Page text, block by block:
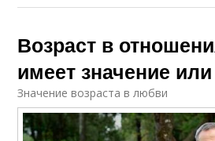
Возраст в
имеет значение
Значение возраста в любви